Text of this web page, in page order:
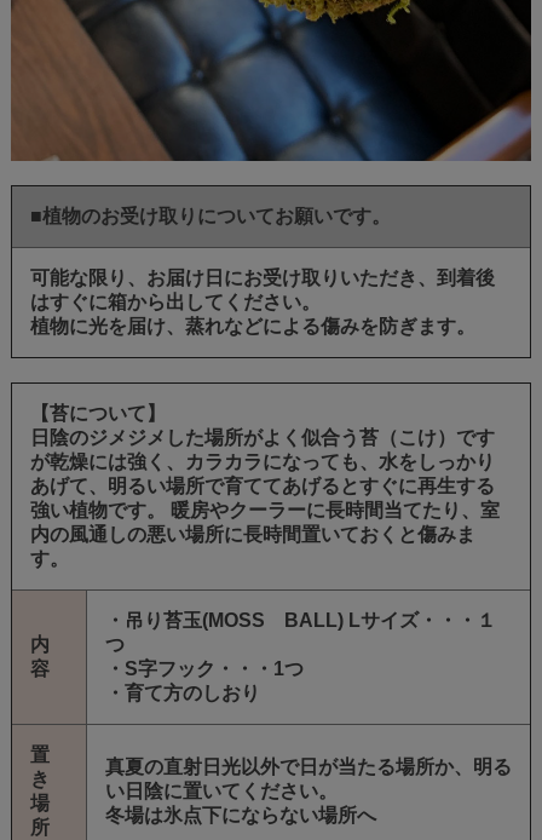
■植物のお受け取りについてお願いです。
可能な限り、 お届け日にお受け取りいただき、到着後
はすぐに箱から出してください。
植物に光を届け、蒸れなどによる傷みを防ぎます。
【苔について】
日陰のジメジメした場所がよく似合う苔（こけ）です
が乾燥には強く、カラカラになっても、水をしっかり
あげて、明るい場所で育ててあげるとすぐに再生する
強い植物です。 暖房やクーラーに長時間当てたり、室
内の風通しの悪い場所に長時間置いておくと傷みま
す。
内
容
・吊り苔玉(MOSS BALL) Lサイズ・・・１
つ
・S字フック・・・1つ
・育て方のしおり
置
き
場
所
真夏の直射日光以外で日が当たる場所か、明る
い日陰に置いてください。
冬場は氷点下にならない場所へ